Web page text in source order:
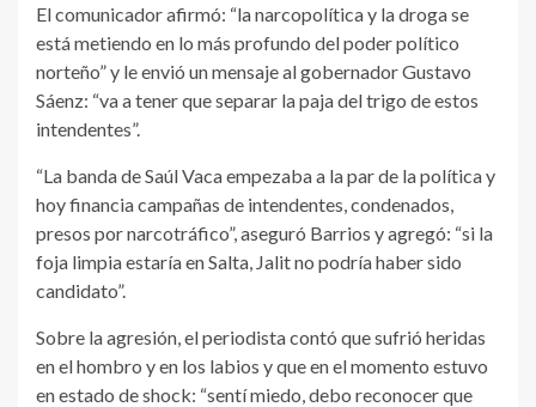
El comunicador afirmó: “la narcopolítica y la droga se
está metiendo en lo más profundo del poder político
norteño” y le envió un mensaje al gobernador Gustavo
Sáenz: “va a tener que separar la paja del trigo de estos
intendentes”.
“La banda de Saúl Vaca empezaba a la par de la política y
hoy financia campañas de intendentes, condenados,
presos por narcotráfico”, aseguró Barrios y agregó: “si la
foja limpia estaría en Salta, Jalit no podría haber sido
candidato”.
Sobre la agresión, el periodista contó que sufrió heridas
en el hombro y en los labios y que en el momento estuvo
en estado de shock: “sentí miedo, debo reconocer que